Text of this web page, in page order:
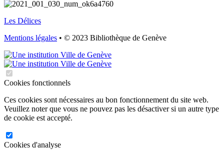
Les Délices
Mentions légales • © 2023 Bibliothèque de Genève
Cookies fonctionnels
Ces cookies sont nécessaires au bon fonctionnement du site web.
Veuillez noter que vous ne pouvez pas les désactiver si un autre type
de cookie est accepté.
Cookies d'analyse